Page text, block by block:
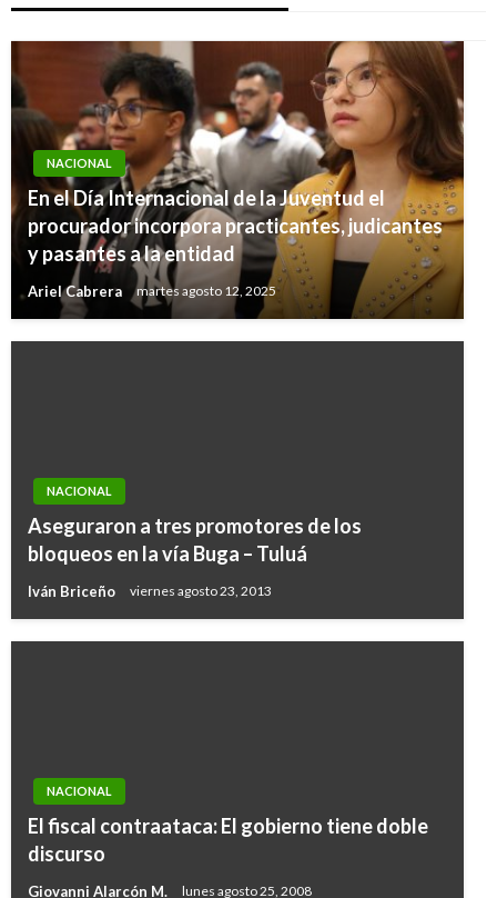
NACIONAL
En el Día Internacional de la Juventud el
procurador incorpora practicantes, judicantes
y pasantes a la entidad
Ariel Cabrera martes agosto 12, 2025
NACIONAL
Aseguraron a tres promotores de los
bloqueos en la vía Buga – Tuluá
Iván Briceño viernes agosto 23, 2013
NACIONAL
El fiscal contraataca: El gobierno tiene doble
discurso
Giovanni Alarcón M. lunes agosto 25, 2008